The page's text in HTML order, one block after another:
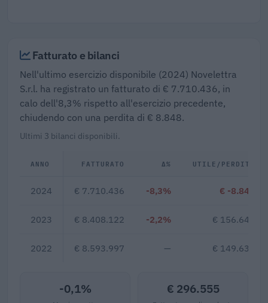
Fatturato e bilanci
Nell'ultimo esercizio disponibile (2024) Novelettra
S.r.l. ha registrato un fatturato di € 7.710.436, in
calo dell'8,3% rispetto all'esercizio precedente,
chiudendo con una perdita di € 8.848.
Ultimi 3 bilanci disponibili.
ANNO FATTURATO Δ% UTILE/PERDITA
2024 € 7.710.436 -8,3% € -8.848
2023 € 8.408.122 -2,2% € 156.643
2022 € 8.593.997 — € 149.632
-0,1% € 296.555